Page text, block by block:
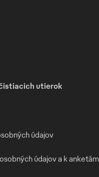
utierok
údajov
údajov a k anketám